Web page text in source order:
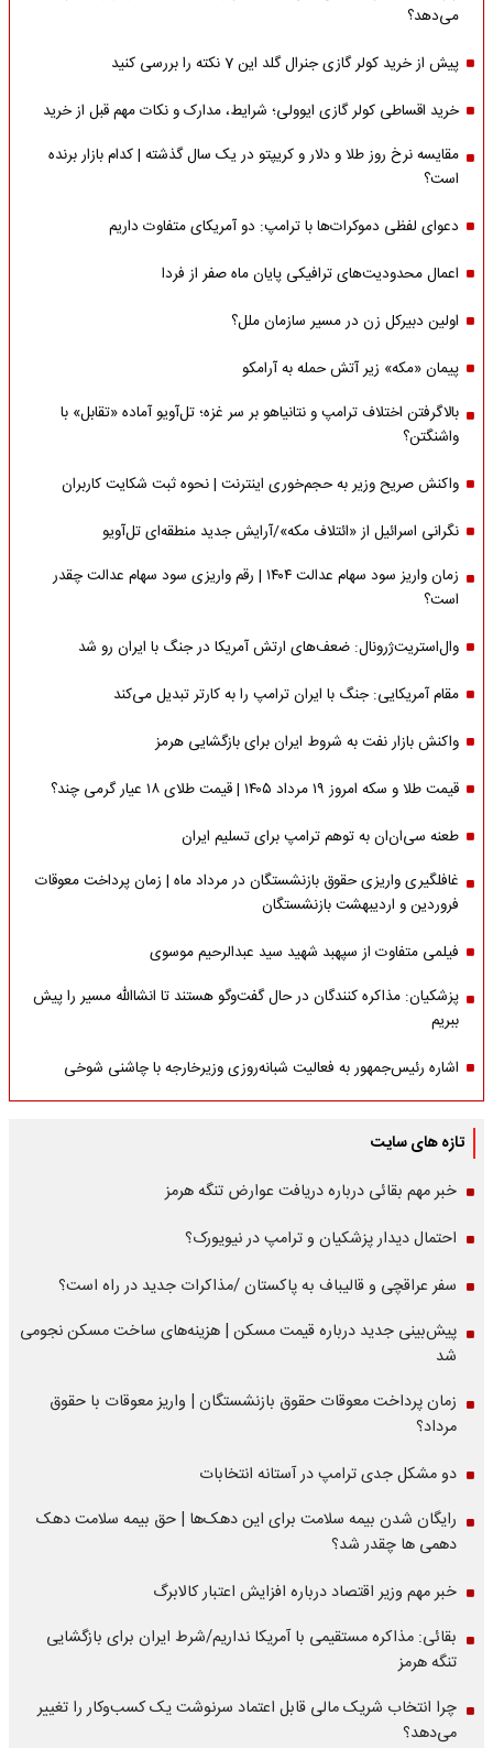
می‌دهد؟
پیش از خرید کولر گازی جنرال گلد این 7 نکته را بررسی کنید
خرید اقساطی کولر گازی ایوولی؛ شرایط، مدارک و نکات مهم قبل از خرید
مقایسه نرخ روز طلا و دلار و کریپتو در یک سال گذشته | کدام بازار برنده
است؟
دعوای لفظی دموکرات‌ها با ترامپ: دو آمریکای متفاوت داریم
اعمال محدودیت‌های ترافیکی پایان ماه صفر از فردا
اولین دبیرکل زن در مسیر سازمان‌ ملل؟
پیمان «مکه» زیر آتش حمله به آرامکو
بالاگرفتن اختلاف ترامپ و نتانیاهو بر سر غزه؛ تل‌آویو آماده «تقابل» با
واشنگتن؟
واکنش صریح وزیر به حجم‌خوری اینترنت | نحوه ثبت شکایت کاربران
نگرانی اسرائیل از «ائتلاف مکه»/آرایش جدید منطقه‌ای تل‌آویو
زمان واریز سود سهام عدالت ۱۴۰۴ | رقم واریزی سود سهام عدالت چقدر
است؟
وال‌استریت‌ژرونال: ضعف‌های ارتش آمریکا در جنگ با ایران رو شد
مقام آمریکایی: جنگ با ایران ترامپ را به کارتر تبدیل می‌کند
واکنش بازار نفت به شروط ایران برای بازگشایی هرمز
قیمت طلا و سکه امروز ۱۹ مرداد ۱۴۰۵ | قیمت طلای ۱۸ عیار گرمی چند؟
طعنه سی‌ان‌ان به توهم ترامپ برای تسلیم ایران
غافلگیری واریزی حقوق بازنشستگان در مرداد ماه | زمان پرداخت معوقات
فروردین و اردیبهشت بازنشستگان
فیلمی متفاوت از سپهبد شهید سید عبدالرحیم موسوی
پزشکیان: مذاکره کنندگان در حال گفت‌وگو هستند تا انشاالله مسیر را پیش
ببریم
اشاره‌ رئیس‌جمهور به فعالیت شبانه‌روزی وزیر‌خارجه با چاشنی شوخی
تازه های سایت
خبر مهم بقائی درباره دریافت عوارض تنگه هرمز
احتمال دیدار پزشکیان و ترامپ در نیویورک؟
سفر عراقچی و قالیباف به پاکستان /مذاکرات جدید در راه است؟
پیش‌بینی جدید درباره قیمت مسکن | هزینه‌های ساخت مسکن نجومی
شد
زمان پرداخت معوقات حقوق بازنشستگان | واریز معوقات با حقوق
مرداد؟
دو مشکل جدی ترامپ در آستانه انتخابات
رایگان شدن بیمه سلامت برای این دهک‌ها | حق بیمه‌ سلامت دهک
دهمی ها چقدر شد؟
خبر مهم وزیر اقتصاد درباره افزایش اعتبار کالابرگ
بقائی: مذاکره مستقیمی با آمریکا نداریم/شرط ایران برای بازگشایی
تنگه هرمز
چرا انتخاب شریک مالی قابل اعتماد سرنوشت یک کسب‌وکار را تغییر
می‌دهد؟